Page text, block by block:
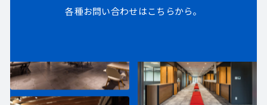
各種お問い合わせはこちらから。